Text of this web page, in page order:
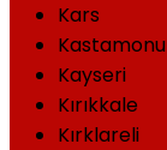
Kars
Kastamonu
Kayseri
Kırıkkale
Kırklareli